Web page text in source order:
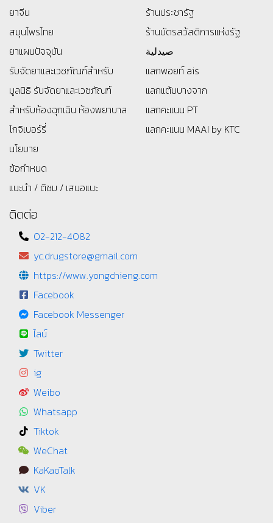
ยาจีน
สมุนไพรไทย
ยาแผนปัจจุบัน
รับจัดยาและเวชภัณฑ์สำหรับ
มูลนิธิ รับจัดยาและเวชภัณฑ์
สำหรับห้องฉุกเฉิน ห้องพยาบาล
โกจิเบอร์รี่
นโยบาย
ข้อกำหนด
แนะนำ / ติชม / เสนอแนะ
ร้านประชารัฐ
ร้านบัตรสว้สดิการแห่งรัฐ
صيدلية
แลกพอยท์ ais
แลกแต้มบางจาก
แลกคะแนน PT
แลกคะแนน MAAI by KTC
ติดต่อ
02-212-4082
yc.drugstore@gmail.com
https://www.yongchieng.com
Facebook
Facebook Messenger
ไลน์
Twitter
ig
Weibo
Whatsapp
Tiktok
WeChat
KaKaoTalk
VK
Viber